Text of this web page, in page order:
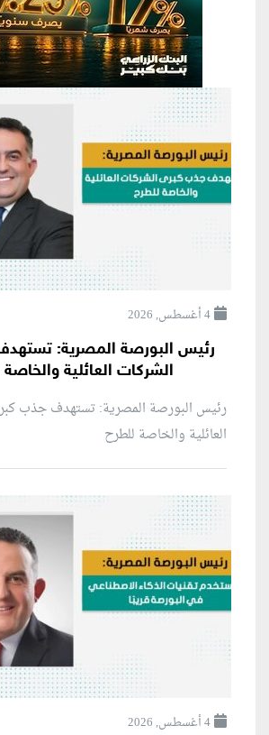
4 أغسطس, 2026
رئيس البورصة المصرية:
الشركات العائلية
رئيس البورصة المصرية: تستهدف جذب
العائلية والخاصة للطرح
4 أغسطس, 2026